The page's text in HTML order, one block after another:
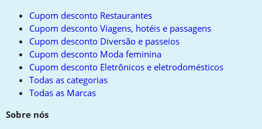
Cupom desconto Restaurantes
Cupom desconto Viagens, hotéis e passagens
Cupom desconto Diversão e passeios
Cupom desconto Moda feminina
Cupom desconto Eletrônicos e eletrodomésticos
Todas as categorias
Todas as Marcas
Sobre nós